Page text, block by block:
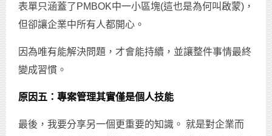
表單只涵蓋了PMBOK中一小區塊(這也是為何叫啟蒙)，
但卻讓企業中所有人都開心。
因為唯有能解決問題，才會能持續，並讓整件事情最終
變成習慣。
原因五：專案管理其實僅是個人技能
最後，我要分享另一個更重要的知識。 就是對企業而